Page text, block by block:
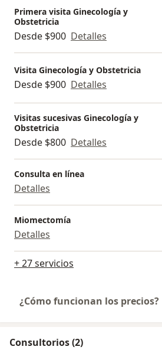
Primera visita Ginecología y
Obstetricia
Desde $900 Detalles
Visita Ginecología y Obstetricia
Desde $900 Detalles
Visitas sucesivas Ginecología y
Obstetricia
Desde $800 Detalles
Consulta en línea
Detalles
Miomectomía
Detalles
+ 27 servicios
¿Cómo funcionan los precios?
Consultorios (2)